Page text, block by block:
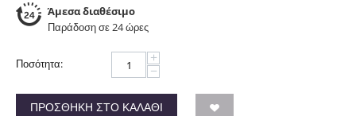
Άμεσα διαθέσιμο
Παράδοση σε 24 ώρες
Ποσότητα: +
−
ΠΡΟΣΘΉΚΗ ΣΤΟ ΚΑΛΆΘΙ